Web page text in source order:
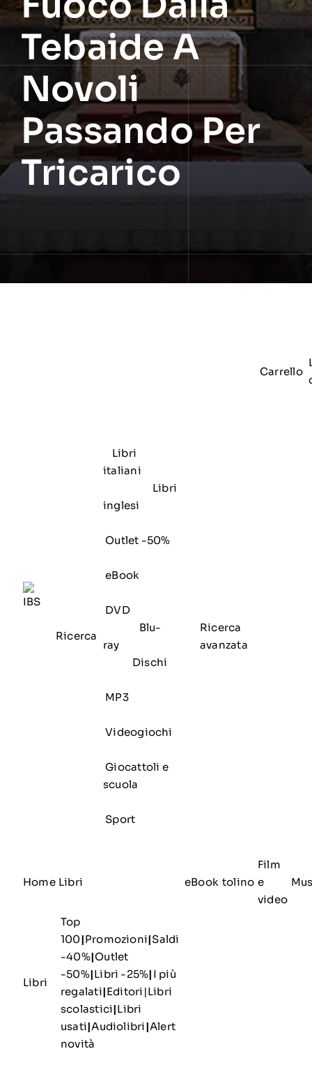
Tebaide A
Novoli
Passando Per
Tricarico
Carrello
Ricerca
Libri
italiani
Libri
inglesi
Outlet -50%
eBook
DVD
Blu-
ray
Dischi
MP3
Videogiochi
Giocattoli e
scuola
Sport
Ricerca
avanzata
Home Libri eBook tolino
Film
e
video
Libri
Top
100|Promozioni|Saldi
-40%|Outlet
-50%|Libri -25%| I più
regalati|Editori |Libri
scolastici|Libri
usati|Audiolibri|Alert
novità